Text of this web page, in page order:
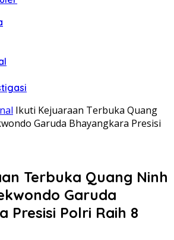
Ikuti Kejuaraan Terbuka Quang
Garuda Bhayangkara Presisi
Terbuka Quang Ninh
Garuda
Presisi Polri Raih 8